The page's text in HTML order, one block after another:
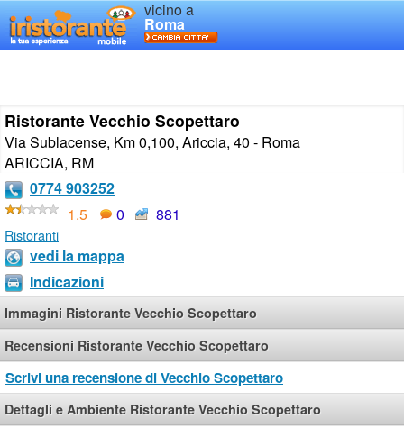
vicino a
Roma
Ristorante Vecchio Scopettaro
Via Sublacense, Km 0,100, Ariccia, 40 - Roma
ARICCIA, RM
0774 903252
1.5
0 881
Ristoranti
vedi la mappa
Indicazioni
Immagini Ristorante Vecchio Scopettaro
Recensioni Ristorante Vecchio Scopettaro
Scrivi una recensione di Vecchio Scopettaro
Dettagli e Ambiente Ristorante Vecchio Scopettaro